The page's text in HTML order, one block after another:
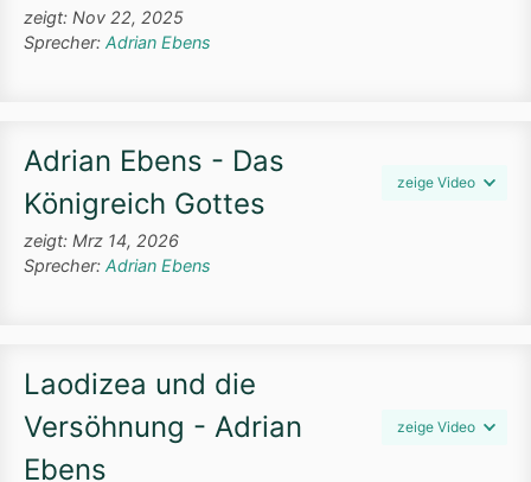
zeigt: Nov 22, 2025
Sprecher: Adrian Ebens
Adrian Ebens - Das
Königreich Gottes
zeige Video
zeigt: Mrz 14, 2026
Sprecher: Adrian Ebens
Laodizea und die
Versöhnung - Adrian
Ebens
zeige Video